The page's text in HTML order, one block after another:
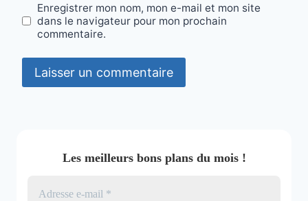
Enregistrer mon nom, mon e-mail et mon site
dans le navigateur pour mon prochain
commentaire.
Les meilleurs bons plans du mois !